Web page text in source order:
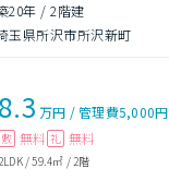
20年 /2階建
玉県所沢市所沢新町
8.3 万円 /管理費5,000円
敷 無料 礼 無料
2LDK/59.4㎡ / 2階